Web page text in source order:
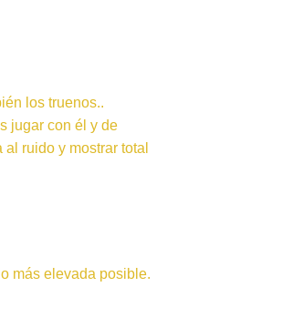
los truenos..
jugar con él y de
ruido y mostrar total
más elevada posible.